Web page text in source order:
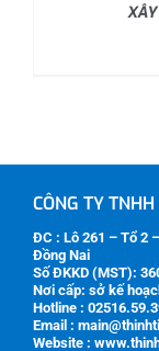
CÔNG TY
ĐC : Lô 261 – Tổ 2
Đồng Nai
Số ĐKKD (MST):
Nơi cấp: sở kế
Hotline :
Email :
Website :